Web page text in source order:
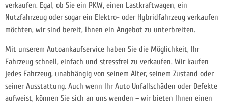
verkaufen. Egal, ob Sie ein PKW, einen Lastkraftwagen, ein
Nutzfahrzeug oder sogar ein Elektro- oder Hybridfahrzeug verkaufen
möchten, wir sind bereit, Ihnen ein Angebot zu unterbreiten.
Mit unserem Autoankaufservice haben Sie die Möglichkeit, Ihr
Fahrzeug schnell, einfach und stressfrei zu verkaufen. Wir kaufen
jedes Fahrzeug, unabhängig von seinem Alter, seinem Zustand oder
seiner Ausstattung. Auch wenn Ihr Auto Unfallschäden oder Defekte
aufweist, können Sie sich an uns wenden – wir bieten Ihnen einen